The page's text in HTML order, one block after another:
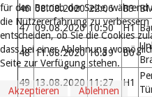
46 08.08.2020 22:06 B3
47 09.08.2020 10:50 H1
48 11.08.2020 16:39 B0
49 13.08.2020 11:27 H1
für den Betrieb der Seite, während
die Nutzererfahrung zu
entscheiden, ob Sie die Cookies
dass bei einer Ablehnung
Seite zur Verfügung stehen.
Akzeptieren
Ablehnen